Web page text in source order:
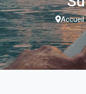
Accueil